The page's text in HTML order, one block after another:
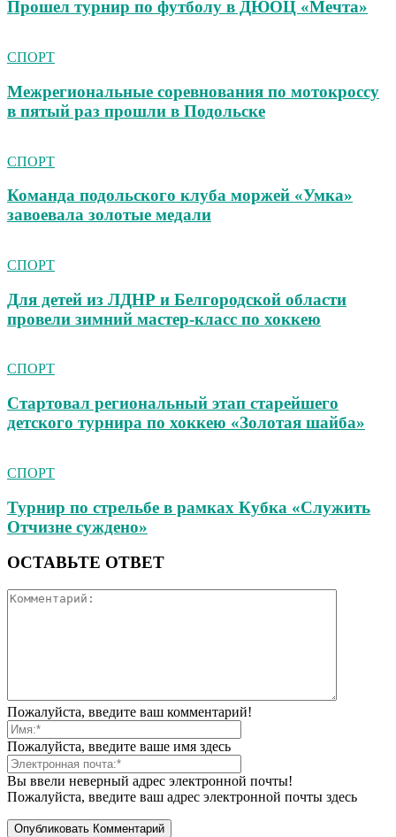
Прошел турнир по футболу в ДЮОЦ «Мечта»
СПОРТ
Межрегиональные соревнования по мотокроссу
в пятый раз прошли в Подольске
СПОРТ
Команда подольского клуба моржей «Умка»
завоевала золотые медали
СПОРТ
Для детей из ЛДНР и Белгородской области
провели зимний мастер-класс по хоккею
СПОРТ
Стартовал региональный этап старейшего
детского турнира по хоккею «Золотая шайба»
СПОРТ
Турнир по стрельбе в рамках Кубка «Служить
Отчизне суждено»
ОСТАВЬТЕ ОТВЕТ
Пожалуйста, введите ваш комментарий!
Пожалуйста, введите ваше имя здесь
Вы ввели неверный адрес электронной почты!
Пожалуйста, введите ваш адрес электронной почты здесь